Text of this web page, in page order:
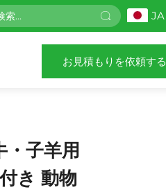
JA
お見積もりを依頼する
子羊用
き 動物